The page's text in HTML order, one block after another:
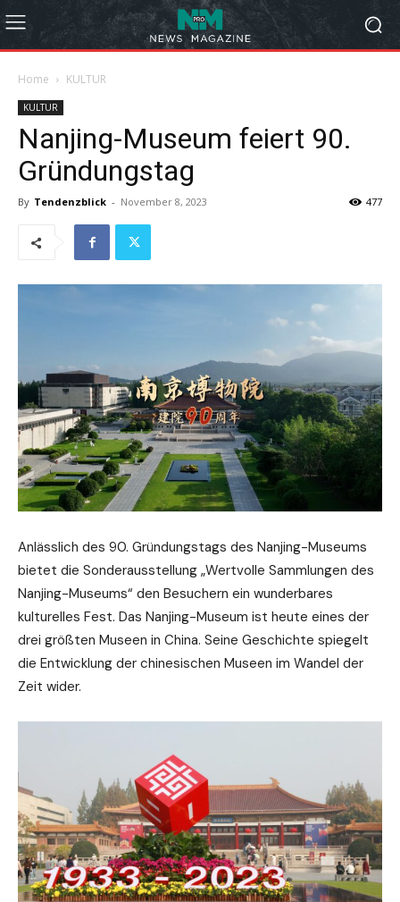
Home KULTUR
KULTUR
Nanjing-Museum feiert 90.
Gründungstag
By Tendenzblick - November 8, 2023 477
Anlässlich des 90. Gründungstags des Nanjing-Museums
bietet die Sonderausstellung „Wertvolle Sammlungen des
Nanjing-Museums“ den Besuchern ein wunderbares
kulturelles Fest. Das Nanjing-Museum ist heute eines der
drei größten Museen in China. Seine Geschichte spiegelt
die Entwicklung der chinesischen Museen im Wandel der
Zeit wider.